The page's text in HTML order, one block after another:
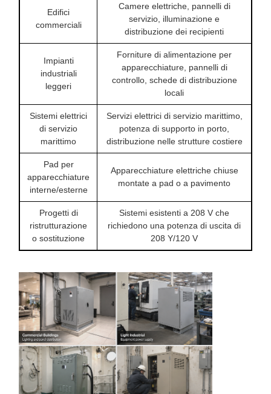
Edifici
commerciali
Camere elettriche, pannelli di
servizio, illuminazione e
distribuzione dei recipienti
Impianti
industriali
leggeri
Forniture di alimentazione per
apparecchiature, pannelli di
controllo, schede di distribuzione
locali
Sistemi elettrici
di servizio
marittimo
Servizi elettrici di servizio marittimo,
potenza di supporto in porto,
distribuzione nelle strutture costiere
Pad per
apparecchiature
interne/esterne
Apparecchiature elettriche chiuse
montate a pad o a pavimento
Progetti di
ristrutturazione
o sostituzione
Sistemi esistenti a 208 V che
richiedono una potenza di uscita di
208 Y/120 V